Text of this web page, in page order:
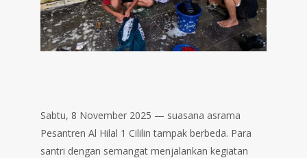
Sabtu, 8 November 2025 — suasana asrama
Pesantren Al Hilal 1 Cililin tampak berbeda. Para
santri dengan semangat menjalankan kegiatan